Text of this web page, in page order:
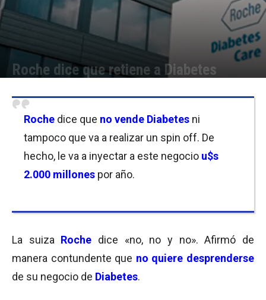
Roche dice que retiene a Diabetes
Roche dice que no vende Diabetes ni
tampoco que va a realizar un spin off. De
hecho, le va a inyectar a este negocio u$s
2.000 millones por año.
La suiza Roche dice «no, no y no». Afirmó de
manera contundente que no quiere desprenderse
de su negocio de Diabetes.